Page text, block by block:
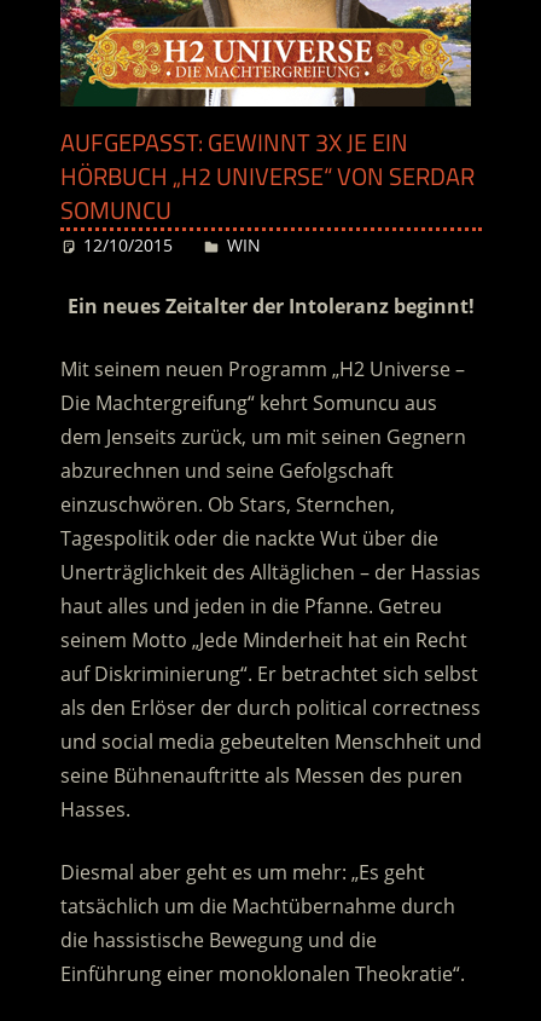
AUFGEPASST: GEWINNT 3X JE EIN
HÖRBUCH „H2 UNIVERSE“ VON SERDAR
SOMUNCU
12/10/2015 Desiree
WIN
Ein neues Zeitalter der Intoleranz beginnt!
Mit seinem neuen Programm „H2 Universe –
Die Machtergreifung“ kehrt Somuncu aus
dem Jenseits zurück, um mit seinen Gegnern
abzurechnen und seine Gefolgschaft
einzuschwören. Ob Stars, Sternchen,
Tagespolitik oder die nackte Wut über die
Unerträglichkeit des Alltäglichen – der Hassias
haut alles und jeden in die Pfanne. Getreu
seinem Motto „Jede Minderheit hat ein Recht
auf Diskriminierung“. Er betrachtet sich selbst
als den Erlöser der durch political correctness
und social media gebeutelten Menschheit und
seine Bühnenauftritte als Messen des puren
Hasses.
Diesmal aber geht es um mehr: „Es geht
tatsächlich um die Machtübernahme durch
die hassistische Bewegung und die
Einführung einer monoklonalen Theokratie“.